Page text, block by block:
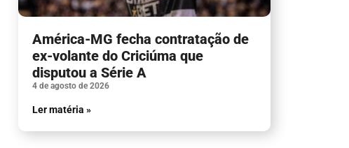
América-MG fecha contratação de
ex-volante do Criciúma que
disputou a Série A
4 de agosto de 2026
Ler matéria »